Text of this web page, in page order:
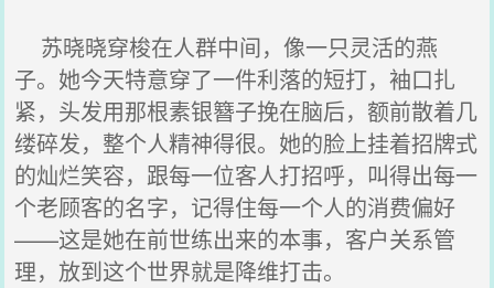
苏晓晓穿梭在人群中间，像一只灵活的燕
子。她今天特意穿了一件利落的短打，袖口扎
紧，头发用那根素银簪子挽在脑后，额前散着几
缕碎发，整个人精神得很。她的脸上挂着招牌式
的灿烂笑容，跟每一位客人打招呼，叫得出每一
个老顾客的名字，记得住每一个人的消费偏好
——这是她在前世练出来的本事，客户关系管
理，放到这个世界就是降维打击。